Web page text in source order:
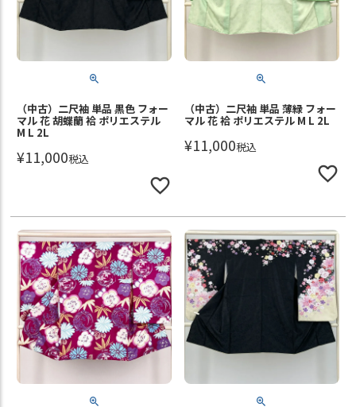
（中古）二尺袖 単品 黒色 フォー
マル 花 胡蝶蘭 袷 ポリエステル
M L 2L
¥11,000税込
（中古）二尺袖 単品 薄緑 フォー
マル 花 袷 ポリエステル M L 2L
¥11,000税込